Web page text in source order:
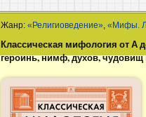
Жанр:«Религиоведение»,«Мифы.
Классическая мифология от А
героинь, нимф, духов,